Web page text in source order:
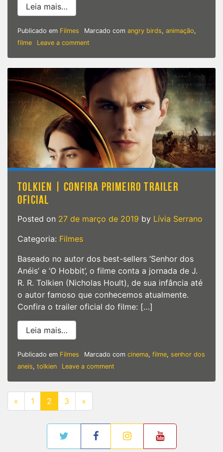
Leia mais…
Publicado em Filmes Marcado com angry birds, animação,
filme
Leave a comment
Birds:
O
Filme
2
Agora
a
guerra
é
outra!
TOLKIEN | CONFIRA PRIMEIRO TRAILER
OFICIAL
Posted on 27 de março de 2019 by Lívia Serrano
Categoria: Filmes
Baseado no autor dos best-sellers ‘Senhor dos
Anéis’ e ‘O Hobbit’, o filme conta a jornada de J.
R. R. Tolkien (Nicholas Hoult), de sua infância até
o autor famoso que conhecemos atualmente.
Confira o trailer oficial do filme: […]
Leia mais…
Publicado em Filmes Marcado com cinema, filme, senhor dos
aneis, tolkien Leave a comment
|
NAVEGAÇÃO
POR
POSTS
« 1 2 3 »